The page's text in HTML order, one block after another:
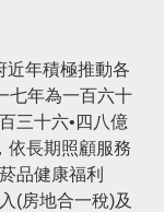
近年積極推動各
七年為一百六十
三十六•四八億
依長期照顧服務
品健康福利
(房地合一稅)及